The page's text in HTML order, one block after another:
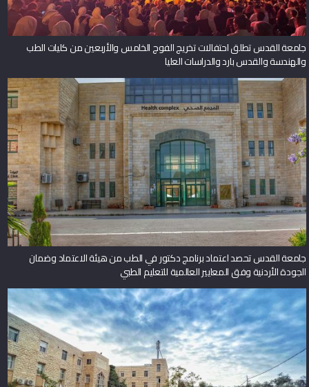
جامعة القدس تطلق احتفالات تخريج الفوج الخامس والأربعين من كليات الطب
والهندسة والقدس بارد والدراسات العليا
جامعة القدس تحصد اعتماد برنامج دكتور في الطب من هيئة الاعتماد وضمان
الجودة الأردنية وفق المعايير العالمية للتعليم الطبي